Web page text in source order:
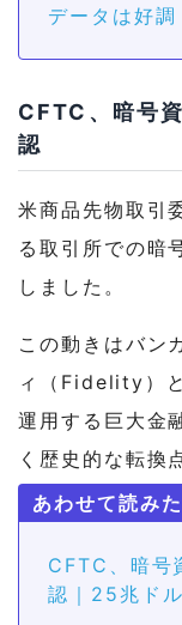
データは好調
CFTC、暗号
認
米商品先物取引
る取引所での暗
しました。
この動きはバン
ィ（Fidelity）
運用する巨大金
く歴史的な転換
CFTC、暗号
認｜25兆ド